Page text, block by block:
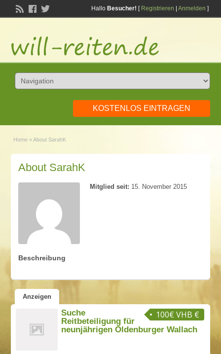
Hallo Besucher! [ Registrieren Anmelden ]
KOSTENLOS EINTRAGEN
Home » About SarahK
About SarahK
Mitglied seit: 15. November 2015
Beschreibung
Anzeigen
100€ VHB €
Suche
Reitbeteiligung für
neunjährigen Oldenburger Wallach